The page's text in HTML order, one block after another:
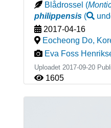
Blådrossel (
philippensis(
2017-04-16
Eocheong Do,
Eva Foss
Uploadet 2017-09-20
1605